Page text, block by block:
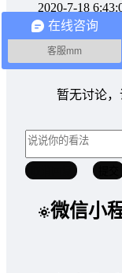
2020-7-18
0 条回复A文章
暂无讨论
微信小
在线咨询
客服mm